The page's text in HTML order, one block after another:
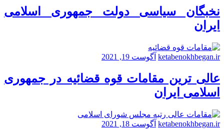
نخبگان سیاسی دولت جمهوری اسلامی
ایران
ketabenokhbegan.ir آگوست 19, 2021
عالی ترین مقامات قوه قضائیه در جمهوری
اسلامی ایران
ketabenokhbegan.ir آگوست 18, 2021